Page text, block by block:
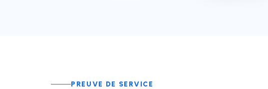
PREUVE DE SERVICE